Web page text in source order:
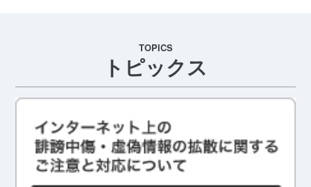
TOPICS
トピックス